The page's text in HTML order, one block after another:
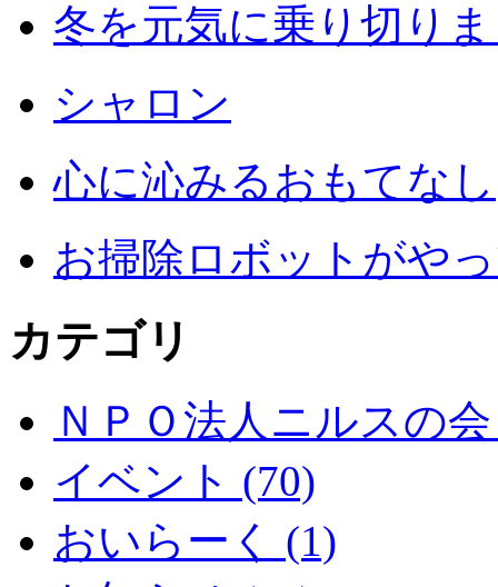
冬を元気に乗り切り
シャロン
心に沁みるおもてなし
お掃除ロボットがや
カテゴリ
ＮＰＯ法人ニルスの
イベント (70)
おいらーく (1)